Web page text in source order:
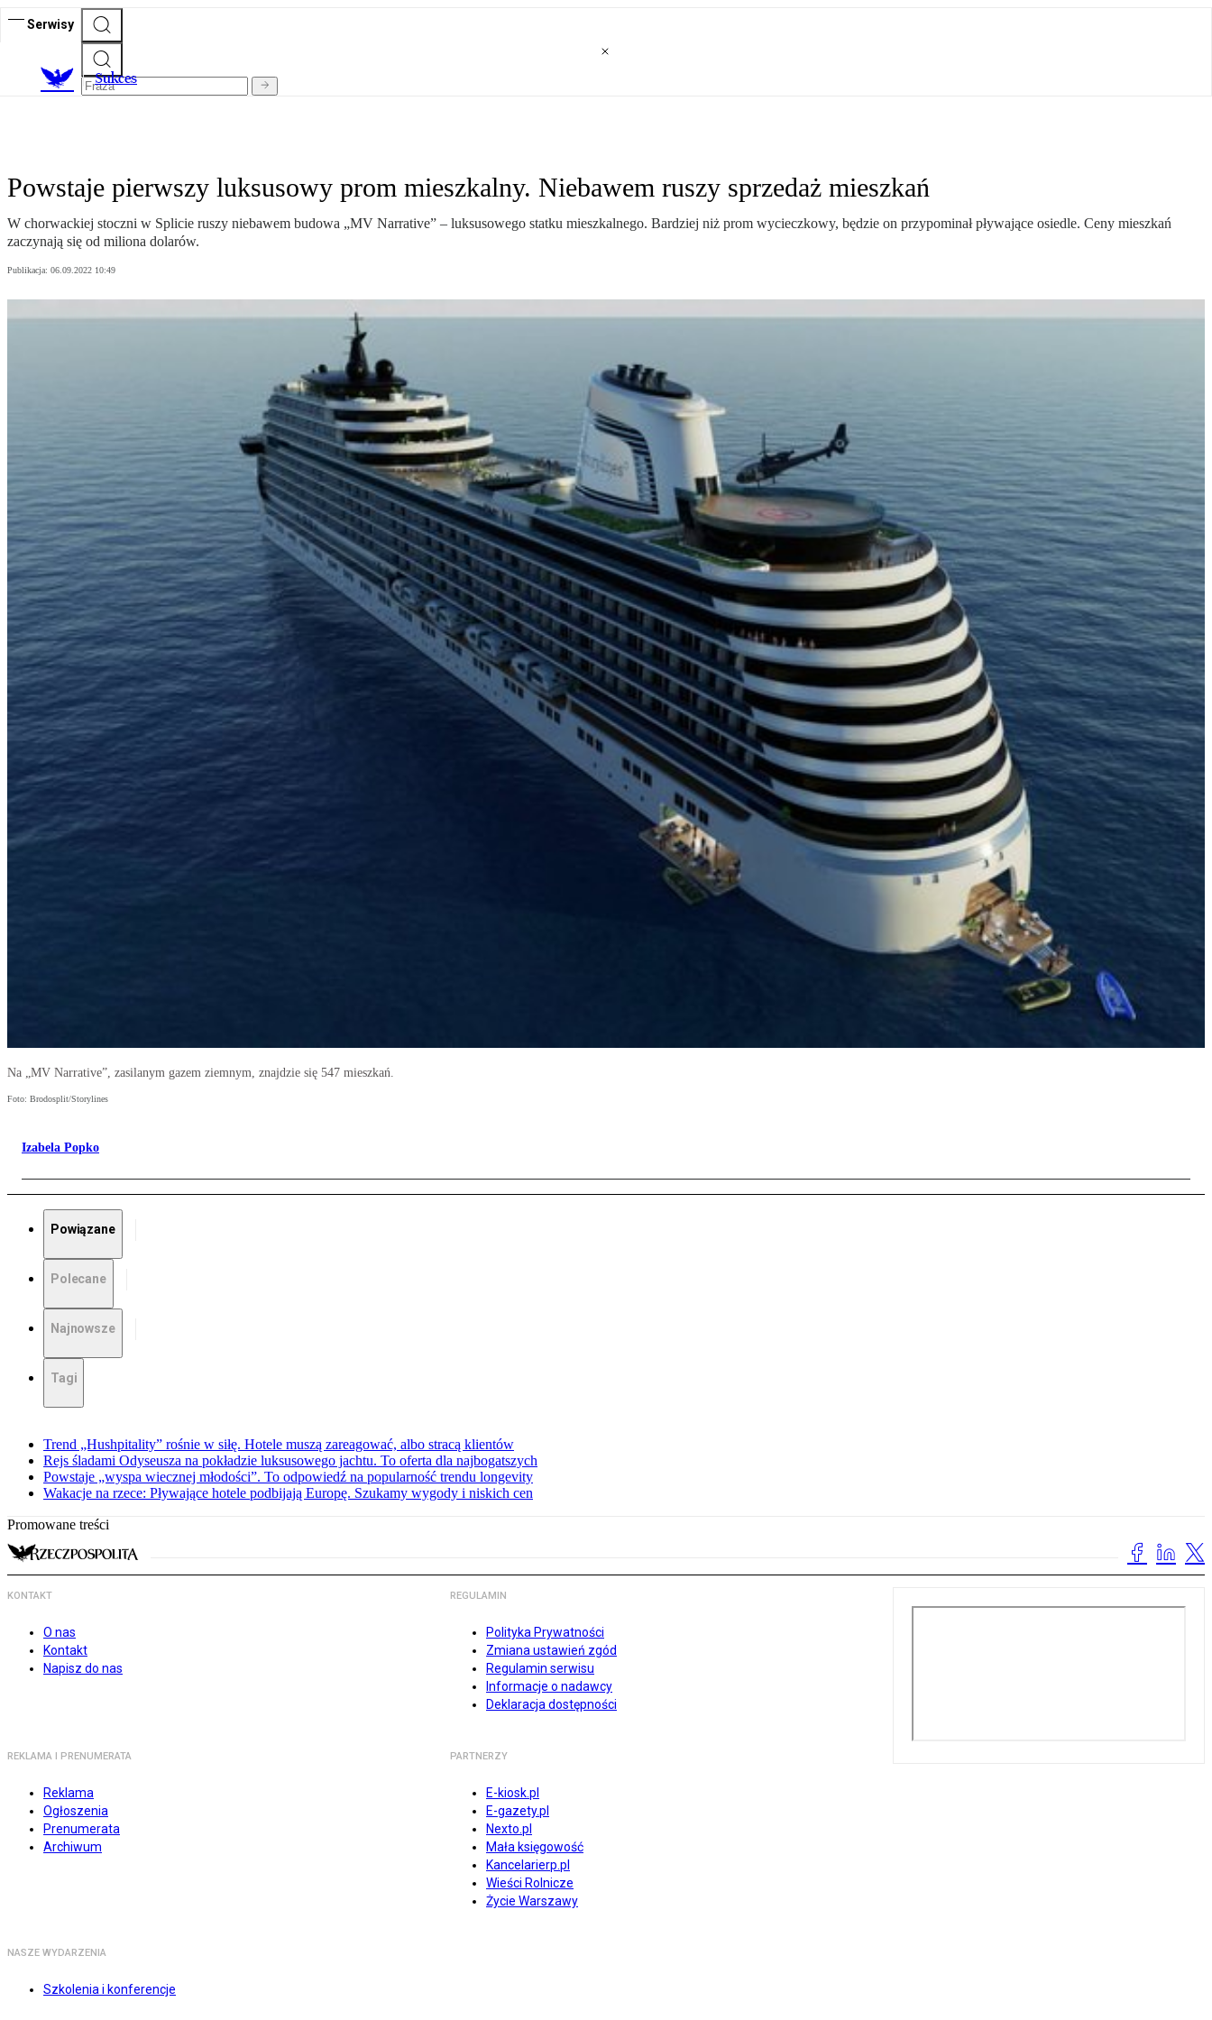
Serwisy
Sukces
Powstaje pierwszy luksusowy prom mieszkalny. Niebawem ruszy sprzedaż mieszkań
W chorwackiej stoczni w Splicie ruszy niebawem budowa „MV Narrative” – luksusowego statku mieszkalnego. Bardziej niż prom wycieczkowy, będzie on przypominał pływające osiedle. Ceny mieszkań
zaczynają się od miliona dolarów.
Publikacja: 06.09.2022 10:49
Na „MV Narrative”, zasilanym gazem ziemnym, znajdzie się 547 mieszkań.
Foto: Brodosplit/Storylines
Izabela Popko
Powiązane
Polecane
Najnowsze
Tagi
Trend „Hushpitality” rośnie w siłę. Hotele muszą zareagować, albo stracą klientów
Rejs śladami Odyseusza na pokładzie luksusowego jachtu. To oferta dla najbogatszych
Powstaje „wyspa wiecznej młodości”. To odpowiedź na popularność trendu longevity
Wakacje na rzece: Pływające hotele podbijają Europę. Szukamy wygody i niskich cen
Promowane treści
KONTAKT
O nas
Kontakt
Napisz do nas
REGULAMIN
Polityka Prywatności
Zmiana ustawień zgód
Regulamin serwisu
Informacje o nadawcy
Deklaracja dostępności
REKLAMA I PRENUMERATA
Reklama
Ogłoszenia
Prenumerata
Archiwum
PARTNERZY
E-kiosk.pl
E-gazety.pl
Nexto.pl
Mała księgowość
Kancelarierp.pl
Wieści Rolnicze
Życie Warszawy
NASZE WYDARZENIA
Szkolenia i konferencje